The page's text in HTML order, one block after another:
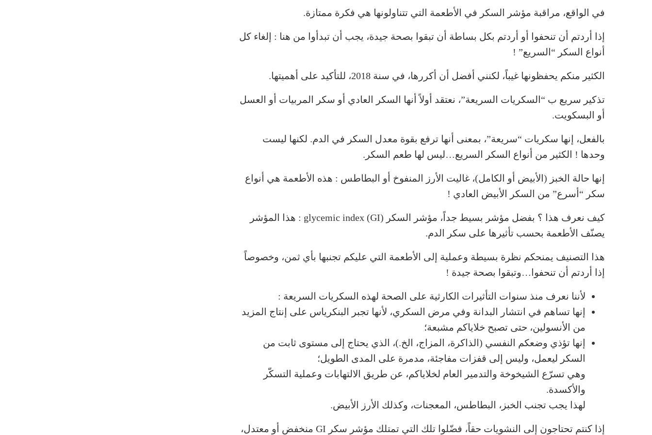
في الواقع، مراقبة مؤشر السكر في الأطعمة التي تتناولونها هي فكرة ممتازة.
إذا أردتم أن تنحفوا أو أردتم بكل بساطة أن تبقوا بصحة جيدة، يجب أن تبدأوا من هنا : إلغاء كل
أنواع السكر “السريع” !
الكثير منكم يحفظونها غيباً، لكنني أفضل أن أكررها، في سنة 2018، للتأكيد على أهميتها.
تذكير سريع ب “السكريات السريعة”، نعتقد أولاً أنها السكر العادي أو سكر المربيات أو العسل
أو البسكويت.
بالفعل، إنها سكريات “سريعة”، بمعنى أنها ترفع بقوة معدل السكر في الدم. لكنها ليست
وحدها ! الكثير من أنواع السكر السريع…ليس لها طعم السكر.
إنها حالة الخبز (الأبيض أو الكامل)، غاليت الأرز المنفوخ أو البطاطس : هذه الأطعمة هي أنواع
سكر “أسرع” من السكر الأبيض العادي !
كيف نعرف هذا ؟ بفضل مؤشر بسيط جداً، مؤشر السكر glycemic index (GI) : هذا المؤشر
يصنّف الأطعمة بحسب تأثيرها على سكر الدم.
هذا التصنيف يمنحكم نظرة بسيطة وعملية إلى الأطعمة التي عليكم تجنبها بأي ثمن، وخصوصاً
إذا أردتم أن تنحفوا…وتبقوا بصحة جيدة !
لأننا نعرف منذ سنوات التأثيرات الكارثية على الصحة لهذه السكريات السريعة :
إنها تساهم في انتشار البدانة وفي مرض السكري، لأنها تجبر البنكرياس على إنتاج المزيد
من الأنسولين، حتى تصبح خلاياكم مشبعة؛
إنها تؤذي وضعكم النفسي (الذاكرة، المزاج، الخ.)، الذي يحتاج إلى مستوى ثابت من
السكر ليعمل، وليس إلى قفزات مفاجئة، مدمرة على المدى الطويل؛
وهي تسرّع الشيخوخة والتدمير العام لخلاياكم، عن طريق الالتهابات وعملية التسكّر
والأكسدة.
لهذا يجب تجنب الخبز، البطاطس، المعجنات، وكذلك الأرز الأبيض.
إذا كنتم تحتاجون إلى النشويات حقاً، فضّلوا تلك التي تمتلك مؤشر سكر GI منخفض أو معتدل،